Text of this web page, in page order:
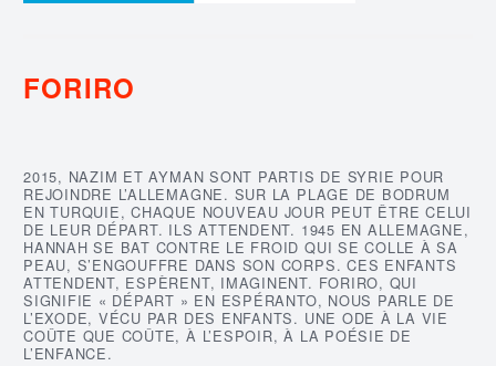
FORIRO
2015, NAZIM ET AYMAN SONT PARTIS DE SYRIE POUR
REJOINDRE L’ALLEMAGNE. SUR LA PLAGE DE BODRUM
EN TURQUIE, CHAQUE NOUVEAU JOUR PEUT ÊTRE CELUI
DE LEUR DÉPART. ILS ATTENDENT. 1945 EN ALLEMAGNE,
HANNAH SE BAT CONTRE LE FROID QUI SE COLLE À SA
PEAU, S’ENGOUFFRE DANS SON CORPS. CES ENFANTS
ATTENDENT, ESPÈRENT, IMAGINENT. FORIRO, QUI
SIGNIFIE « DÉPART » EN ESPÉRANTO, NOUS PARLE DE
L’EXODE, VÉCU PAR DES ENFANTS. UNE ODE À LA VIE
COÛTE QUE COÛTE, À L’ESPOIR, À LA POÉSIE DE
L’ENFANCE.